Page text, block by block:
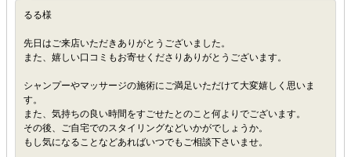
るる様
先日はご来店いただきありがとうございました。
また、嬉しい口コミもお寄せくださりありがとうございます。
シャンプーやマッサージの施術にご満足いただけて大変嬉しく思いま
す。
また、気持ちの良い時間をすごせたとのこと何よりでございます。
その後、ご自宅でのスタイリングなどいかがでしょうか。
もし気になることなどあればいつでもご相談下さいませ。